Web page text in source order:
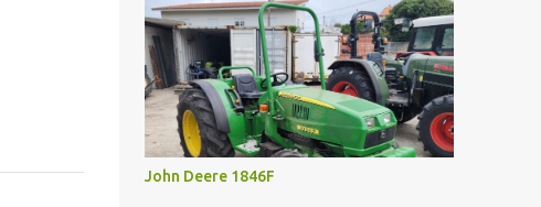
John Deere 1846F